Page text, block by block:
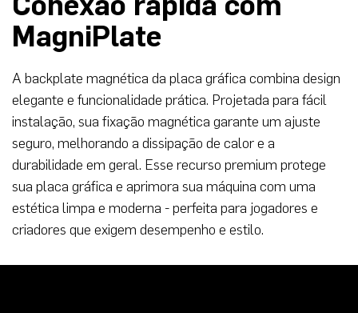
MagniPlate
A backplate magnética da placa gráfica combina design
elegante e funcionalidade prática. Projetada para fácil
instalação, sua fixação magnética garante um ajuste
seguro, melhorando a dissipação de calor e a
durabilidade em geral. Esse recurso premium protege
sua placa gráfica e aprimora sua máquina com uma
estética limpa e moderna - perfeita para jogadores e
criadores que exigem desempenho e estilo.